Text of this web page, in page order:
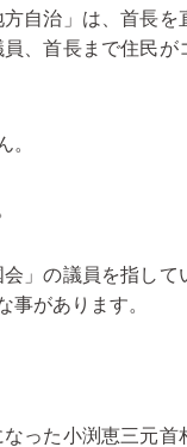
自治」は、首長を
、首長まで住民が
。
」の議員を指して
があります。
った小渕恵三元首